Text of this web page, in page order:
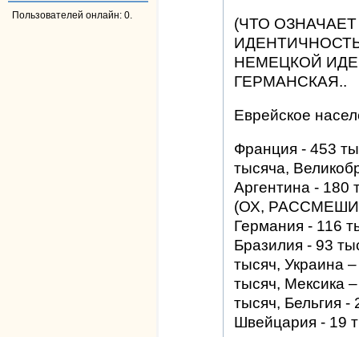
Пользователей онлайн: 0.
(ЧТО
НЕМЕЦКОЙ
ГЕРМАНСКАЯ..
Еврейское
Франция - 453
тысяча,
Аргентина - 180
(ОХ,
Германия - 116
Бразилия - 93
тысяч, Украина
тысяч, Мексика
тысяч, Бельгия -
Швейцария - 19